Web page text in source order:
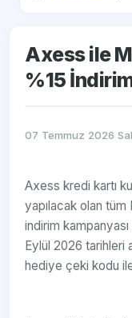
Axess ile
%15
07 Temmuz 2026
Axess kredi kartı
yapılacak olan
indirim
Eylül 2026 tarihleri
hediye çeki kodu